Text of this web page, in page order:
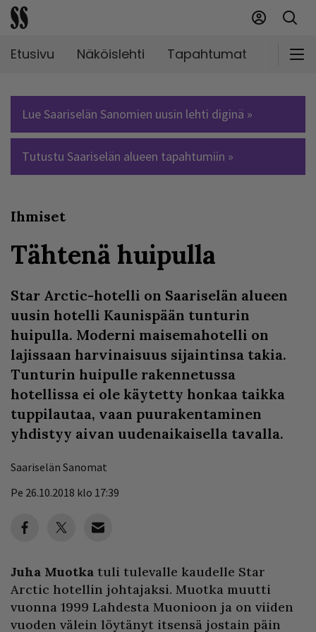
Etusivu Näköislehti Tapahtumat
Lue Saariselän Sanomien uusin lehti diginä »
Tutustu Saariselän alueen tapahtumiin »
Ihmiset
Tähtenä huipulla
Star Arctic-hotelli on Saariselän alueen
uusin hotelli Kaunispään tunturin
huipulla. Moderni maisemahotelli on
lajissaan harvinaisuus sijaintinsa takia.
Tunturin huipulle rakennetussa
hotellissa ei ole käytetty honkaa taikka
tuppilautaa, vaan puurakentaminen
yhdistyy aivan uudenaikaisella tavalla.
Saariselän Sanomat
Pe 26.10.2018 klo 17:39
Juha Muotka tuli tulevalle kaudelle Star
Arctic hotellin johtajaksi. Muotka muutti
vuonna 1999 Lahdesta Muonioon ja on viiden
vuoden välein löytänyt itsensä jostain päin